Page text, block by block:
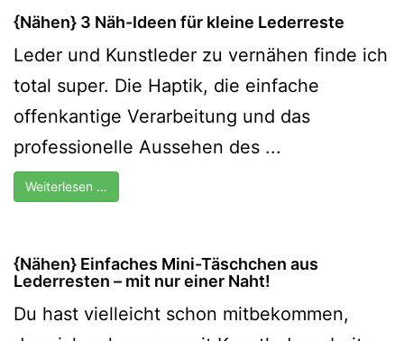
{Nähen} 3 Näh-Ideen für kleine Lederreste
Leder und Kunstleder zu vernähen finde ich
total super. Die Haptik, die einfache
offenkantige Verarbeitung und das
professionelle Aussehen des ...
Weiterlesen …
{Nähen} Einfaches Mini-Täschchen aus
Lederresten – mit nur einer Naht!
Du hast vielleicht schon mitbekommen,